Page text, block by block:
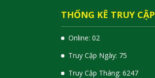
THỐNG KÊ TRUY CẬP
Online: 02
Truy Cập Ngày: 75
Truy Cập Tháng: 6247